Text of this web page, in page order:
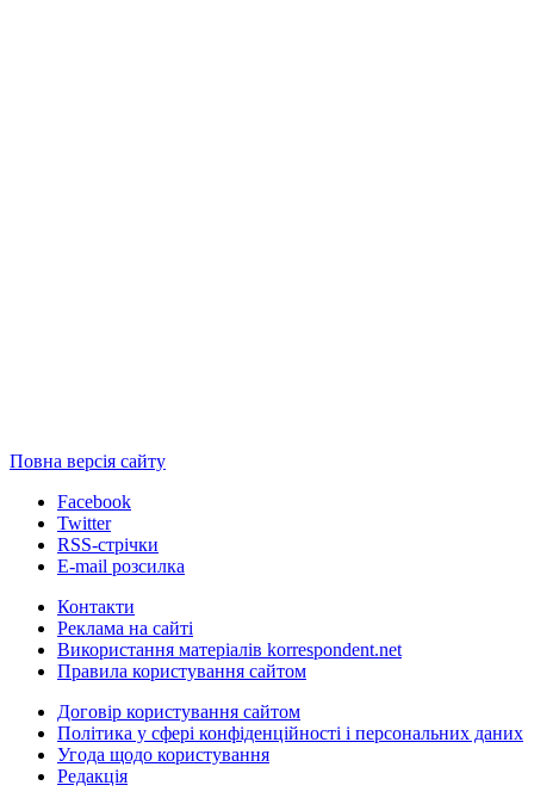
Повна версія сайту
Facebook
Twitter
RSS-стрічки
E-mail розсилка
Контакти
Реклама на сайті
Використання матеріалів korrespondent.net
Правила користування сайтом
Договір користування сайтом
Політика у сфері конфіденційності і персональних даних
Угода щодо користування
Редакція